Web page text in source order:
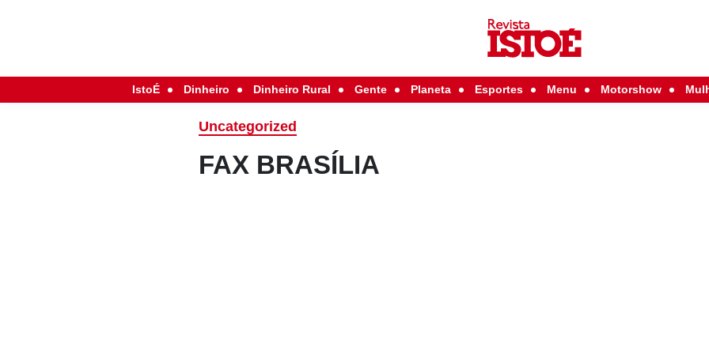
IstoÉ Dinheiro Dinheiro Rural Gente Planeta Esportes Menu Motorshow
Uncategorized
FAX BRASÍLIA